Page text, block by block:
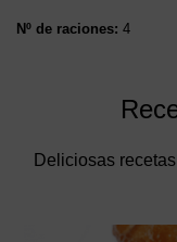
Nº de raciones: 4
Deliciosas